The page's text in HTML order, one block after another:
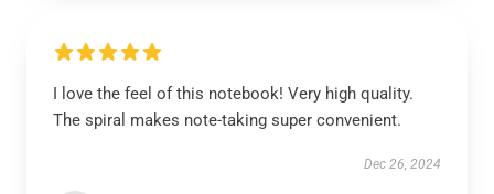
I love the feel of this notebook! Very high quality.
The spiral makes note-taking super convenient.
Dec 26, 2024